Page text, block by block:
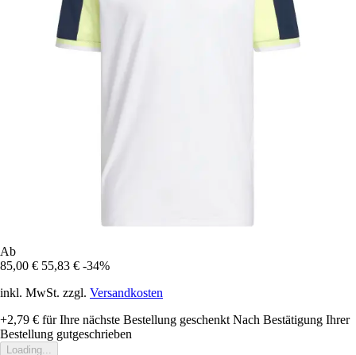
Ab
85,00 € 55,83 € -34%
inkl. MwSt. zzgl. Versandkosten
+2,79 € für Ihre nächste Bestellung geschenkt Nach Bestätigung Ihrer
Bestellung gutgeschrieben
Loading...